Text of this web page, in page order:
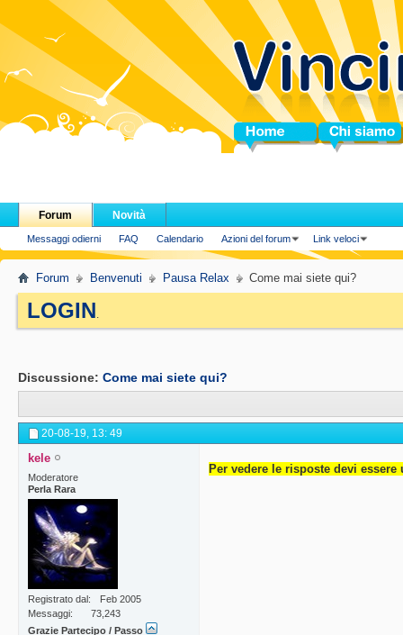
Home Chi siamo
Forum
Messaggi odierni FAQ Calendario Azioni del forum Link veloci
Novità
Forum Benvenuti Pausa Relax Come mai siete qui?
LOGIN.
Discussione: Come mai siete qui?
20-08-19, 13: 49
kele
Moderatore
Perla Rara
Registrato dal
Feb 2005
Messaggi
73,243
Grazie Partecipo / Passo
Per vedere le risposte devi